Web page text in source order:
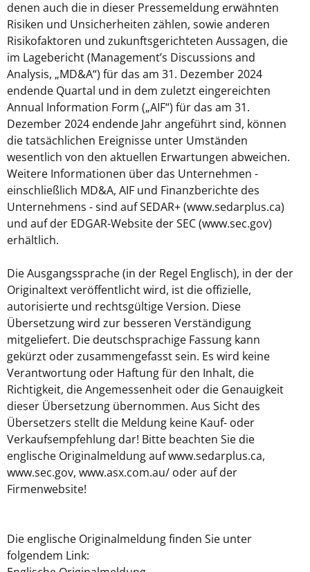
denen auch die in dieser Pressemeldung erwähnten
Risiken und Unsicherheiten zählen, sowie anderen
Risikofaktoren und zukunftsgerichteten Aussagen, die
im Lagebericht (Management’s Discussions and
Analysis, „MD&A“) für das am 31. Dezember 2024
endende Quartal und in dem zuletzt eingereichten
Annual Information Form („AIF“) für das am 31.
Dezember 2024 endende Jahr angeführt sind, können
die tatsächlichen Ereignisse unter Umständen
wesentlich von den aktuellen Erwartungen abweichen.
Weitere Informationen über das Unternehmen -
einschließlich MD&A, AIF und Finanzberichte des
Unternehmens - sind auf SEDAR+ (www.sedarplus.ca)
und auf der EDGAR-Website der SEC (www.sec.gov)
erhältlich.
Die Ausgangssprache (in der Regel Englisch), in der der
Originaltext veröffentlicht wird, ist die offizielle,
autorisierte und rechtsgültige Version. Diese
Übersetzung wird zur besseren Verständigung
mitgeliefert. Die deutschsprachige Fassung kann
gekürzt oder zusammengefasst sein. Es wird keine
Verantwortung oder Haftung für den Inhalt, die
Richtigkeit, die Angemessenheit oder die Genauigkeit
dieser Übersetzung übernommen. Aus Sicht des
Übersetzers stellt die Meldung keine Kauf- oder
Verkaufsempfehlung dar! Bitte beachten Sie die
englische Originalmeldung auf www.sedarplus.ca,
www.sec.gov, www.asx.com.au/ oder auf der
Firmenwebsite!
Die englische Originalmeldung finden Sie unter
folgendem Link: